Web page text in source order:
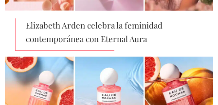
Elizabeth Arden celebra la feminidad
contemporánea con Eternal Aura